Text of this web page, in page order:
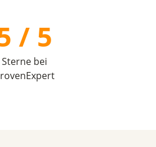
/ 5
Sterne bei